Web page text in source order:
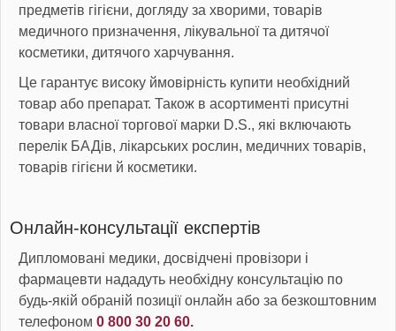
предметів гігієни, догляду за хворими, товарів
медичного призначення, лікувальної та дитячої
косметики, дитячого харчування.
Це гарантує високу ймовірність купити необхідний
товар або препарат. Також в асортименті присутні
товари власної торгової марки D.S., які включають
перелік БАДів, лікарських рослин, медичних товарів,
товарів гігієни й косметики.
Онлайн-консультації експертів
Дипломовані медики, досвідчені провізори і
фармацевти нададуть необхідну консультацію по
будь-якій обраній позиції онлайн або за безкоштовним
телефоном 0 800 30 20 60.